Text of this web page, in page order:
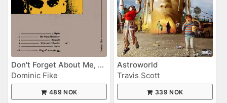
Don't Forget About Me, Demos
Dominic Fike
489 NOK
Astroworld
Travis Scott
339 NOK